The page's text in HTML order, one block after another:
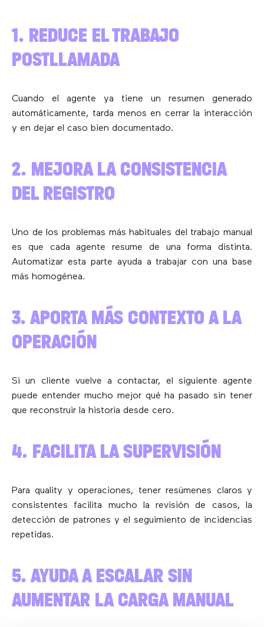
1. REDUCE EL TRABAJO
POSTLLAMADA
Cuando el agente ya tiene un resumen generado
automáticamente, tarda menos en cerrar la interacción
y en dejar el caso bien documentado.
2. MEJORA LA CONSISTENCIA
DEL REGISTRO
Uno de los problemas más habituales del trabajo manual
es que cada agente resume de una forma distinta.
Automatizar esta parte ayuda a trabajar con una base
más homogénea.
3. APORTA MÁS CONTEXTO A LA
OPERACIÓN
Si un cliente vuelve a contactar, el siguiente agente
puede entender mucho mejor qué ha pasado sin tener
que reconstruir la historia desde cero.
4. FACILITA LA SUPERVISIÓN
Para quality y operaciones, tener resúmenes claros y
consistentes facilita mucho la revisión de casos, la
detección de patrones y el seguimiento de incidencias
repetidas.
5. AYUDA A ESCALAR SIN
AUMENTAR LA CARGA MANUAL